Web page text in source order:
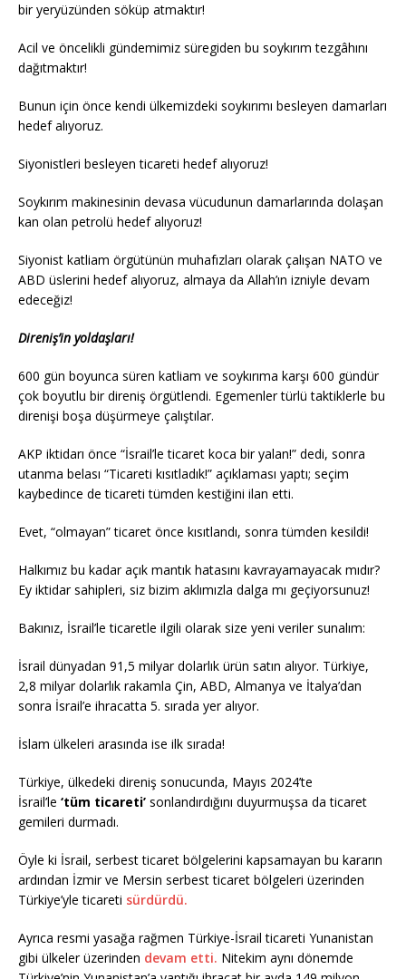
bir yeryüzünden söküp atmaktır!
Acil ve öncelikli gündemimiz süregiden bu soykırım tezgâhını
dağıtmaktır!
Bunun için önce kendi ülkemizdeki soykırımı besleyen damarları
hedef alıyoruz.
Siyonistleri besleyen ticareti hedef alıyoruz!
Soykırım makinesinin devasa vücudunun damarlarında dolaşan
kan olan petrolü hedef alıyoruz!
Siyonist katliam örgütünün muhafızları olarak çalışan NATO ve
ABD üslerini hedef alıyoruz, almaya da Allah’ın izniyle devam
edeceğiz!
Direniş’in yoldaşları!
600 gün boyunca süren katliam ve soykırıma karşı 600 gündür
çok boyutlu bir direniş örgütlendi. Egemenler türlü taktiklerle bu
direnişi boşa düşürmeye çalıştılar.
AKP iktidarı önce “İsrail’le ticaret koca bir yalan!” dedi, sonra
utanma belası “Ticareti kısıtladık!” açıklaması yaptı; seçim
kaybedince de ticareti tümden kestiğini ilan etti.
Evet, “olmayan” ticaret önce kısıtlandı, sonra tümden kesildi!
Halkımız bu kadar açık mantık hatasını kavrayamayacak mıdır?
Ey iktidar sahipleri, siz bizim aklımızla dalga mı geçiyorsunuz!
Bakınız, İsrail’le ticaretle ilgili olarak size yeni veriler sunalım:
İsrail dünyadan 91,5 milyar dolarlık ürün satın alıyor. Türkiye,
2,8 milyar dolarlık rakamla Çin, ABD, Almanya ve İtalya’dan
sonra İsrail’e ihracatta 5. sırada yer alıyor.
İslam ülkeleri arasında ise ilk sırada!
Türkiye, ülkedeki direniş sonucunda, Mayıs 2024’te
İsrail’le ‘tüm ticareti’ sonlandırdığını duyurmuşsa da ticaret
gemileri durmadı.
Öyle ki İsrail, serbest ticaret bölgelerini kapsamayan bu kararın
ardından İzmir ve Mersin serbest ticaret bölgeleri üzerinden
Türkiye’yle ticareti sürdürdü.
Ayrıca resmi yasağa rağmen Türkiye-İsrail ticareti Yunanistan
gibi ülkeler üzerinden devam etti. Nitekim aynı dönemde